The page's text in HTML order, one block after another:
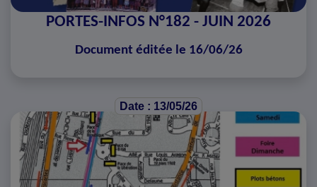
PORTES-INFOS N°182 - JUIN 2026
Document éditée le 16/06/26
Date : 13/05/26